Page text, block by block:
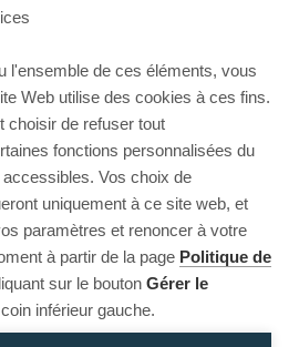
l'ensemble de ces éléments, vous
Web utilise des cookies à ces fins.
choisir de refuser tout
fonctions personnalisées du
Vos choix de
uniquement à ce site web, et
paramètres et renoncer à votre
à partir de la page Politique de
sur le bouton Gérer le
inférieur gauche.
again, or go back.
Back